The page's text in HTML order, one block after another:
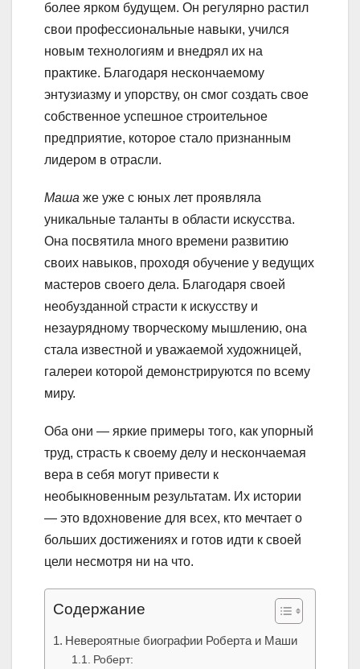
более ярком будущем. Он регулярно растил
свои профессиональные навыки, учился
новым технологиям и внедрял их на
практике. Благодаря нескончаемому
энтузиазму и упорству, он смог создать свое
собственное успешное строительное
предприятие, которое стало признанным
лидером в отрасли.
Маша же уже с юных лет проявляла
уникальные таланты в области искусства.
Она посвятила много времени развитию
своих навыков, проходя обучение у ведущих
мастеров своего дела. Благодаря своей
необузданной страсти к искусству и
незаурядному творческому мышлению, она
стала известной и уважаемой художницей,
галереи которой демонстрируются по всему
миру.
Оба они — яркие примеры того, как упорный
труд, страсть к своему делу и нескончаемая
вера в себя могут привести к
необыкновенным результатам. Их истории
— это вдохновение для всех, кто мечтает о
больших достижениях и готов идти к своей
цели несмотря ни на что.
Содержание
Невероятные биографии Роберта и Маши
Роберт: